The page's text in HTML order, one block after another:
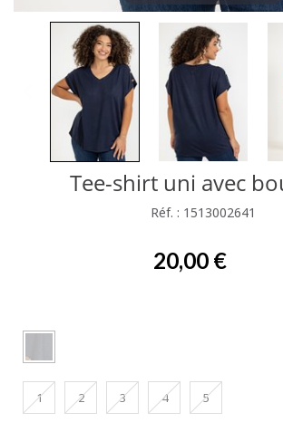
Tee-shirt uni avec
Réf. : 1513002641
20,00 €
1 2 3 4 5